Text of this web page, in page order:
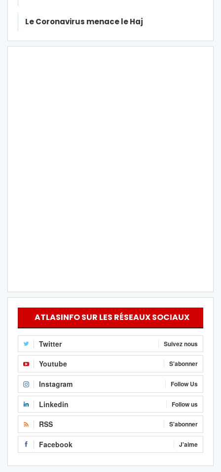
Le Coronavirus menace le Haj
ATLASINFO SUR LES RÉSEAUX SOCIAUX
Twitter Suivez nous
Youtube S'abonner
Instagram Follow Us
Linkedin Follow us
RSS S'abonner
Facebook J'aime